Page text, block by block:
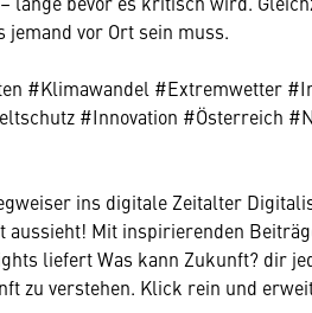
jemand vor Ort sein muss.
#Klimawandel #Extremwetter
#Innovation #Österreich
ins digitale Zeitalter
aussieht! Mit inspirierenden
liefert Was kann Zukunft? dir
zu verstehen. Klick rein und